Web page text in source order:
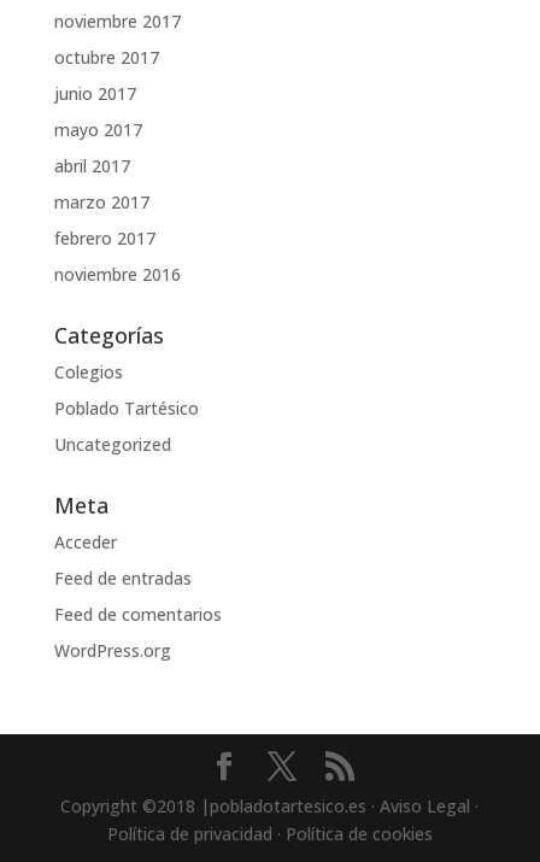
noviembre 2017
octubre 2017
junio 2017
mayo 2017
abril 2017
marzo 2017
febrero 2017
noviembre 2016
Categorías
Colegios
Poblado Tartésico
Uncategorized
Meta
Acceder
Feed de entradas
Feed de comentarios
WordPress.org
Copyright ©2018 |pobladotartesico.es · Aviso Legal ·
Política de privacidad · Política de cookies